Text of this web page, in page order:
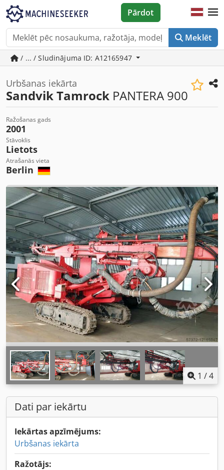
Meklēt
Pārdot
/ ... / Sludinājuma ID: A12165947
Urbšanas iekārta
Sandvik Tamrock PANTERA 900
Ražošanas gads
2001
Stāvoklis
Lietots
Atrašanās vieta
Berlin
1 /4
Dati par iekārtu
Iekārtas apzīmējums:
Urbšanas iekārta
Ražotājs: